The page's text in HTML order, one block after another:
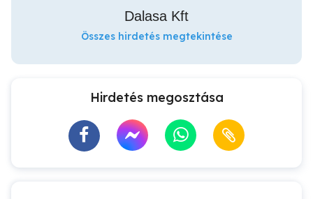
Dalasa Kft
Összes hirdetés megtekintése
Hirdetés megosztása